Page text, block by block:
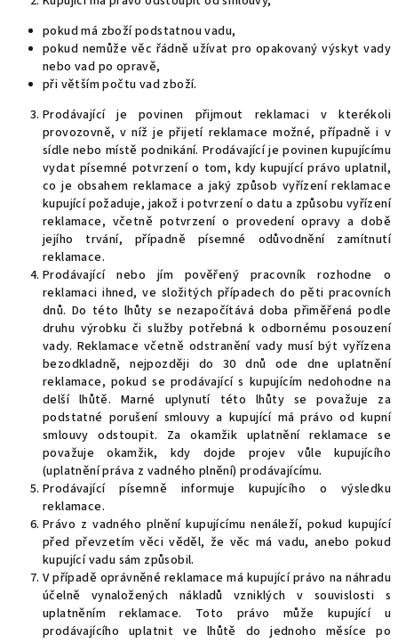
pokud má zboží podstatnou vadu,
pokud nemůže věc řádně užívat pro opakovaný výskyt vady
nebo vad po opravě,
při větším počtu vad zboží.
Prodávající je povinen přijmout reklamaci v kterékoli
provozovně, v níž je přijetí reklamace možné, případně i v
sídle nebo místě podnikání. Prodávající je povinen kupujícímu
vydat písemné potvrzení o tom, kdy kupující právo uplatnil,
co je obsahem reklamace a jaký způsob vyřízení reklamace
kupující požaduje, jakož i potvrzení o datu a způsobu vyřízení
reklamace, včetně potvrzení o provedení opravy a době
jejího trvání, případně písemné odůvodnění zamítnutí
reklamace.
Prodávající nebo jím pověřený pracovník rozhodne o
reklamaci ihned, ve složitých případech do pěti pracovních
dnů. Do této lhůty se nezapočítává doba přiměřená podle
druhu výrobku či služby potřebná k odbornému posouzení
vady. Reklamace včetně odstranění vady musí být vyřízena
bezodkladně, nejpozději do 30 dnů ode dne uplatnění
reklamace, pokud se prodávající s kupujícím nedohodne na
delší lhůtě. Marné uplynutí této lhůty se považuje za
podstatné porušení smlouvy a kupující má právo od kupní
smlouvy odstoupit. Za okamžik uplatnění reklamace se
považuje okamžik, kdy dojde projev vůle kupujícího
(uplatnění práva z vadného plnění) prodávajícímu.
Prodávající písemně informuje kupujícího o výsledku
reklamace.
Právo z vadného plnění kupujícímu nenáleží, pokud kupující
před převzetím věci věděl, že věc má vadu, anebo pokud
kupující vadu sám způsobil.
V případě oprávněné reklamace má kupující právo na náhradu
účelně vynaložených nákladů vzniklých v souvislosti s
uplatněním reklamace. Toto právo může kupující u
prodávajícího uplatnit ve lhůtě do jednoho měsíce po